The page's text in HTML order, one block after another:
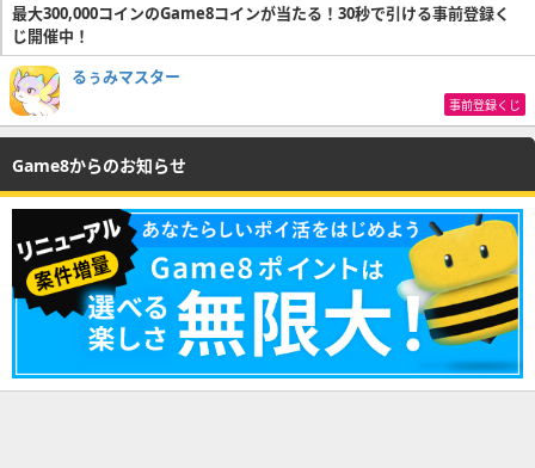
最大300,000コインのGame8コインが当たる！30秒で引ける事前登録く
じ開催中！
るぅみマスター
事前登録くじ
Game8からのお知らせ